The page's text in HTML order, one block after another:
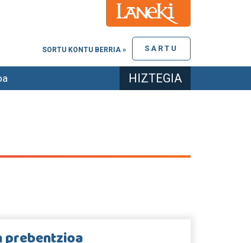
SARTU
SORTU KONTU BERRIA »
HIZTEGIA